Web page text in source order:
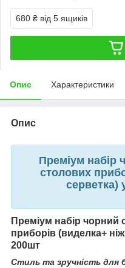
680 ₴ від 5 ящиків
Опис Характеристики
Опис
Преміум набір
столових
серветка)
Преміум набір чорний
приборів (виделка+
200шт
Стиль та зручність для